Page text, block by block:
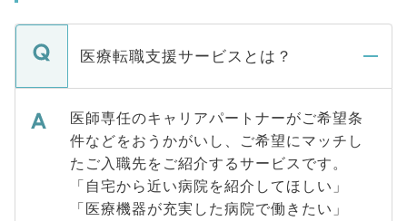
医療転職支援サービスとは？
医師専任のキャリアパートナーがご希望条
件などをおうかがいし、ご希望にマッチし
たご入職先をご紹介するサービスです。
「自宅から近い病院を紹介してほしい」
「医療機器が充実した病院で働きたい」